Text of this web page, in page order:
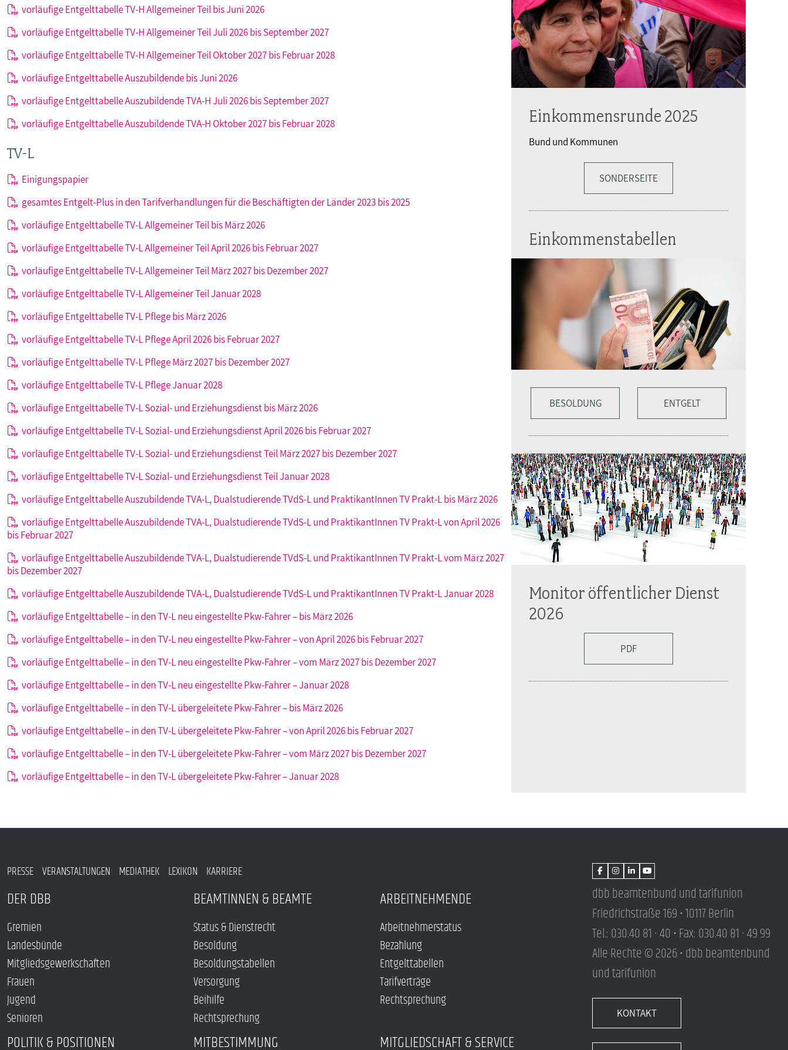
vorläufige Entgelttabelle TV-H Allgemeiner Teil bis Juni 2026
vorläufige Entgelttabelle TV-H Allgemeiner Teil Juli 2026 bis September 2027
vorläufige Entgelttabelle TV-H Allgemeiner Teil Oktober 2027 bis Februar 2028
vorläufige Entgelttabelle Auszubildende bis Juni 2026
vorläufige Entgelttabelle Auszubildende TVA-H Juli 2026 bis September 2027
vorläufige Entgelttabelle Auszubildende TVA-H Oktober 2027 bis Februar 2028
TV-L
Einigungspapier
gesamtes Entgelt-Plus in den Tarifverhandlungen für die Beschäftigten der Länder 2023 bis 2025
vorläufige Entgelttabelle TV-L Allgemeiner Teil bis März 2026
vorläufige Entgelttabelle TV-L Allgemeiner Teil April 2026 bis Februar 2027
vorläufige Entgelttabelle TV-L Allgemeiner Teil März 2027 bis Dezember 2027
vorläufige Entgelttabelle TV-L Allgemeiner Teil Januar 2028
vorläufige Entgelttabelle TV-L Pflege bis März 2026
vorläufige Entgelttabelle TV-L Pflege April 2026 bis Februar 2027
vorläufige Entgelttabelle TV-L Pflege März 2027 bis Dezember 2027
vorläufige Entgelttabelle TV-L Pflege Januar 2028
vorläufige Entgelttabelle TV-L Sozial- und Erziehungsdienst bis März 2026
vorläufige Entgelttabelle TV-L Sozial- und Erziehungsdienst April 2026 bis Februar 2027
vorläufige Entgelttabelle TV-L Sozial- und Erziehungsdienst Teil März 2027 bis Dezember 2027
vorläufige Entgelttabelle TV-L Sozial- und Erziehungsdienst Teil Januar 2028
vorläufige Entgelttabelle Auszubildende TVA-L, Dualstudierende TVdS-L und PraktikantInnen TV Prakt-L bis März 2026
vorläufige Entgelttabelle Auszubildende TVA-L, Dualstudierende TVdS-L und PraktikantInnen TV Prakt-L von April 2026
bis Februar 2027
vorläufige Entgelttabelle Auszubildende TVA-L, Dualstudierende TVdS-L und PraktikantInnen TV Prakt-L vom März 2027
bis Dezember 2027
vorläufige Entgelttabelle Auszubildende TVA-L, Dualstudierende TVdS-L und PraktikantInnen TV Prakt-L Januar 2028
vorläufige Entgelttabelle – in den TV-L neu eingestellte Pkw-Fahrer – bis März 2026
vorläufige Entgelttabelle – in den TV-L neu eingestellte Pkw-Fahrer – von April 2026 bis Februar 2027
vorläufige Entgelttabelle – in den TV-L neu eingestellte Pkw-Fahrer – vom März 2027 bis Dezember 2027
vorläufige Entgelttabelle – in den TV-L neu eingestellte Pkw-Fahrer – Januar 2028
vorläufige Entgelttabelle – in den TV-L übergeleitete Pkw-Fahrer – bis März 2026
vorläufige Entgelttabelle – in den TV-L übergeleitete Pkw-Fahrer – von April 2026 bis Februar 2027
vorläufige Entgelttabelle – in den TV-L übergeleitete Pkw-Fahrer – vom März 2027 bis Dezember 2027
vorläufige Entgelttabelle – in den TV-L übergeleitete Pkw-Fahrer – Januar 2028
Einkommensrunde 2025
Bund und Kommunen
SONDERSEITE
Einkommenstabellen
BESOLDUNG ENTGELT
Monitor öffentlicher Dienst
2026
PDF
PRESSE VERANSTALTUNGEN MEDIATHEK LEXIKON KARRIERE
DER DBB
Gremien
Landesbünde
Mitgliedsgewerkschaften
Frauen
Jugend
Senioren
BEAMTINNEN & BEAMTE
Status & Dienstrecht
Besoldung
Besoldungstabellen
Versorgung
Beihilfe
Rechtsprechung
ARBEITNEHMENDE
Arbeitnehmerstatus
Bezahlung
Entgelttabellen
Tarifverträge
Rechtsprechung
POLITIK & POSITIONEN MITBESTIMMUNG MITGLIEDSCHAFT & SERVICE
dbb beamtenbund und tarifunion
Friedrichstraße 169 • 10117 Berlin
Tel.: 030.40 81 - 40 • Fax: 030.40 81 - 49 99
Alle Rechte © 2026 • dbb beamtenbund
und tarifunion
KONTAKT